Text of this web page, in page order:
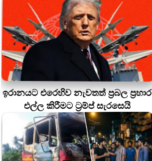
ඉරානයට එරෙහිව නැවතත් ප්‍රබල ප්‍රහාර
එල්ල කිරීමට ට්‍රම්ප් සැරසෙයි